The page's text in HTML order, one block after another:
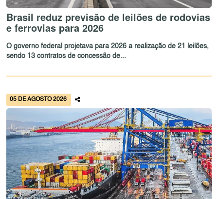
Brasil reduz previsão de leilões de rodovias
e ferrovias para 2026
O governo federal projetava para 2026 a realização de 21 leilões,
sendo 13 contratos de concessão de...
05 DE AGOSTO 2026